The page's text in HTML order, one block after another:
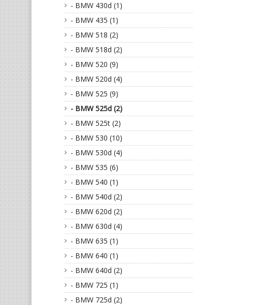
- BMW 430d (1)
- BMW 435 (1)
- BMW 518 (2)
- BMW 518d (2)
- BMW 520 (9)
- BMW 520d (4)
- BMW 525 (9)
- BMW 525d (2)
- BMW 525t (2)
- BMW 530 (10)
- BMW 530d (4)
- BMW 535 (6)
- BMW 540 (1)
- BMW 540d (2)
- BMW 620d (2)
- BMW 630d (4)
- BMW 635 (1)
- BMW 640 (1)
- BMW 640d (2)
- BMW 725 (1)
- BMW 725d (2)